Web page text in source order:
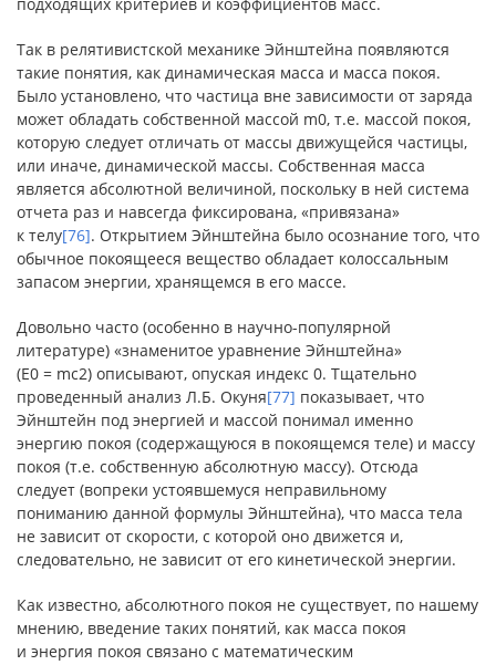
Так в релятивистской механике Эйнштейна появляются
такие понятия, как динамическая масса и масса покоя.
Было установлено, что частица вне зависимости от заряда
может обладать собственной массой m0, т.е. массой покоя,
которую следует отличать от массы движущейся частицы,
или иначе, динамической массы. Собственная масса
является абсолютной величиной, поскольку в ней система
отчета раз и навсегда фиксирована, «привязана»
к телу[76]. Открытием Эйнштейна было осознание того, что
обычное покоящееся вещество обладает колоссальным
запасом энергии, хранящемся в его массе.
Довольно часто (особенно в научно-популярной
литературе) «знаменитое уравнение Эйнштейна»
(E0 = mc2) описывают, опуская индекс 0. Тщательно
проведенный анализ Л.Б. Окуня[77] показывает, что
Эйнштейн под энергией и массой понимал именно
энергию покоя (содержащуюся в покоящемся теле) и массу
покоя (т.е. собственную абсолютную массу). Отсюда
следует (вопреки устоявшемуся неправильному
пониманию данной формулы Эйнштейна), что масса тела
не зависит от скорости, с которой оно движется и,
следовательно, не зависит от его кинетической энергии.
Как известно, абсолютного покоя не существует, по нашему
мнению, введение таких понятий, как масса покоя
и энергия покоя связано с математическим